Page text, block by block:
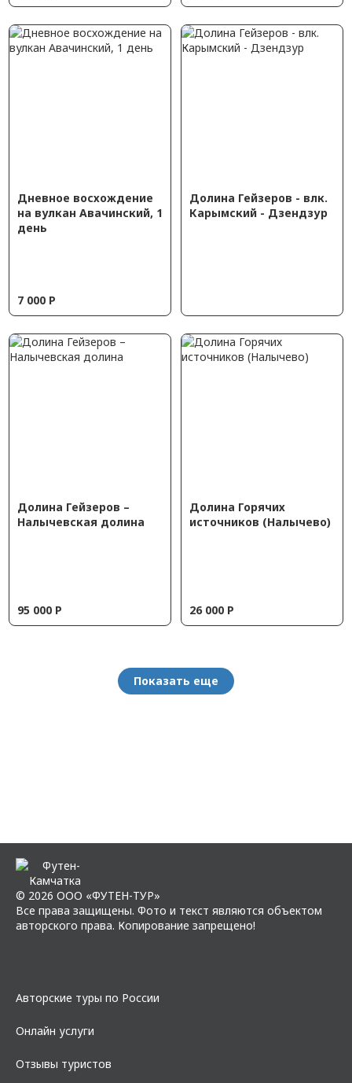
Дневное восхождение
на вулкан Авачинский, 1
день
7 000 Р
Долина Гейзеров - влк.
Карымский - Дзендзур
Долина Гейзеров –
Налычевская долина
95 000 Р
Долина Горячих
источников (Налычево)
26 000 Р
Показать еще
© 2026 ООО «ФУТЕН-ТУР»
Все права защищены. Фото и текст являются объектом
авторского права. Копирование запрещено!
Авторские туры по России
Онлайн услуги
Отзывы туристов